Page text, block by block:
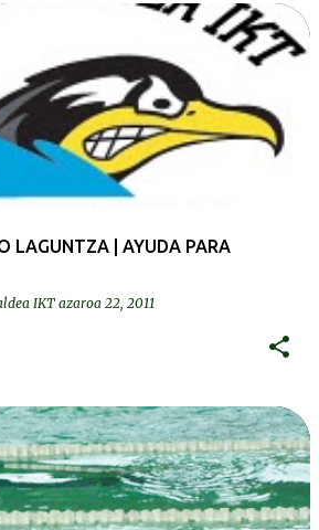
LAGUNTZA | AYUDA PARA
IKTazaroa 22, 2011